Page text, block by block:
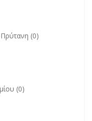
(0)
(0)